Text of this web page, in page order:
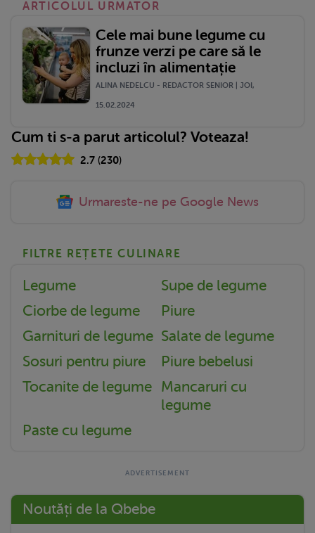
ARTICOLUL URMATOR
Cele mai bune legume cu
frunze verzi pe care să le
incluzi în alimentație
ALINA NEDELCU - REDACTOR SENIOR | JOI,
15.02.2024
Cum ti s-a parut articolul? Voteaza!
2.7(230)
Urmareste-ne pe Google News
FILTRE REȚETE CULINARE
Legume
Supe de legume
Ciorbe de legume
Piure
Garnituri de legume Salate de legume
Sosuri pentru piure
Piure bebelusi
Tocanite de legume Mancaruri cu
legume
Paste cu legume
Noutăți de la Qbebe